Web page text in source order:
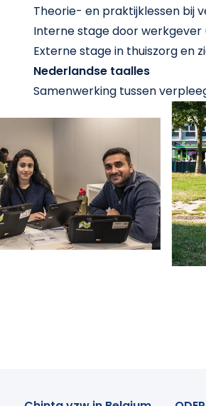
Theorie- en praktijklessen bij
Interne stage door
Externe stage in thuiszorg en
Nederlandse taalles
Samenwerking tussen